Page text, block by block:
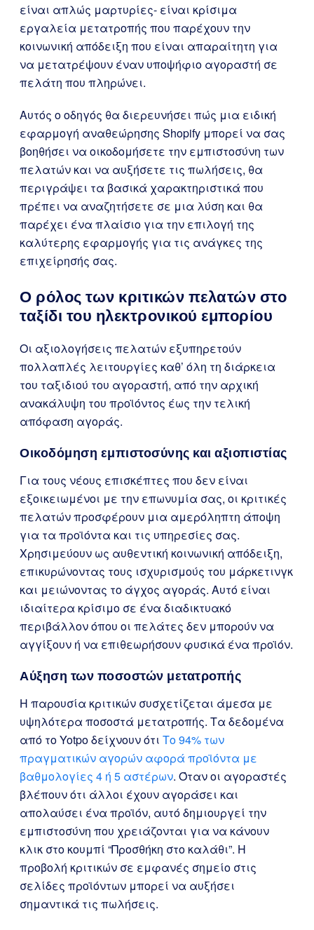
είναι απλώς μαρτυρίες- είναι κρίσιμα
εργαλεία μετατροπής που παρέχουν την
κοινωνική απόδειξη που είναι απαραίτητη για
να μετατρέψουν έναν υποψήφιο αγοραστή σε
πελάτη που πληρώνει.
Αυτός ο οδηγός θα διερευνήσει πώς μια ειδική
εφαρμογή αναθεώρησης Shopify μπορεί να σας
βοηθήσει να οικοδομήσετε την εμπιστοσύνη των
πελατών και να αυξήσετε τις πωλήσεις, θα
περιγράψει τα βασικά χαρακτηριστικά που
πρέπει να αναζητήσετε σε μια λύση και θα
παρέχει ένα πλαίσιο για την επιλογή της
καλύτερης εφαρμογής για τις ανάγκες της
επιχείρησής σας.
Ο ρόλος των κριτικών πελατών στο
ταξίδι του ηλεκτρονικού εμπορίου
Οι αξιολογήσεις πελατών εξυπηρετούν
πολλαπλές λειτουργίες καθ’ όλη τη διάρκεια
του ταξιδιού του αγοραστή, από την αρχική
ανακάλυψη του προϊόντος έως την τελική
απόφαση αγοράς.
Οικοδόμηση εμπιστοσύνης και αξιοπιστίας
Για τους νέους επισκέπτες που δεν είναι
εξοικειωμένοι με την επωνυμία σας, οι κριτικές
πελατών προσφέρουν μια αμερόληπτη άποψη
για τα προϊόντα και τις υπηρεσίες σας.
Χρησιμεύουν ως αυθεντική κοινωνική απόδειξη,
επικυρώνοντας τους ισχυρισμούς του μάρκετινγκ
και μειώνοντας το άγχος αγοράς. Αυτό είναι
ιδιαίτερα κρίσιμο σε ένα διαδικτυακό
περιβάλλον όπου οι πελάτες δεν μπορούν να
αγγίξουν ή να επιθεωρήσουν φυσικά ένα προϊόν.
Αύξηση των ποσοστών μετατροπής
Η παρουσία κριτικών συσχετίζεται άμεσα με
υψηλότερα ποσοστά μετατροπής. Τα δεδομένα
από το Yotpo δείχνουν ότι Το 94% των
πραγματικών αγορών αφορά προϊόντα με
βαθμολογίες 4 ή 5 αστέρων. Όταν οι αγοραστές
βλέπουν ότι άλλοι έχουν αγοράσει και
απολαύσει ένα προϊόν, αυτό δημιουργεί την
εμπιστοσύνη που χρειάζονται για να κάνουν
κλικ στο κουμπί “Προσθήκη στο καλάθι”. Η
προβολή κριτικών σε εμφανές σημείο στις
σελίδες προϊόντων μπορεί να αυξήσει
σημαντικά τις πωλήσεις.